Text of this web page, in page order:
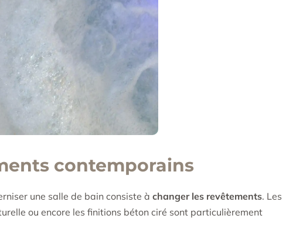
contemporains
une salle de bain consiste à changer les revêtements. Les
ou encore les finitions béton ciré sont particulièrement